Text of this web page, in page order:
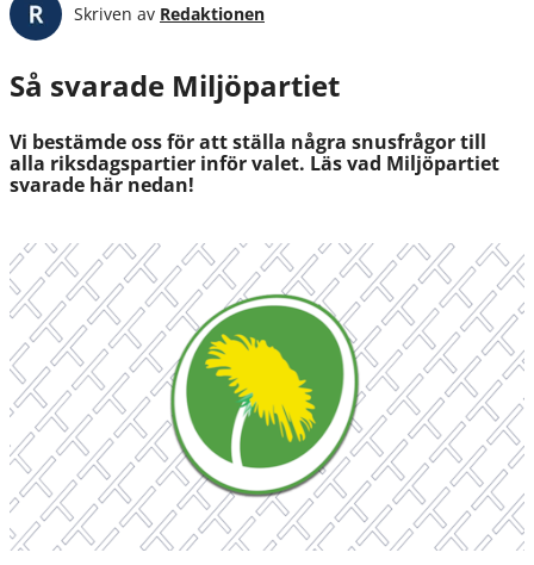
Skriven av Redaktionen
Så svarade Miljöpartiet
Vi bestämde oss för att ställa några snusfrågor till
alla riksdagspartier inför valet. Läs vad Miljöpartiet
svarade här nedan!